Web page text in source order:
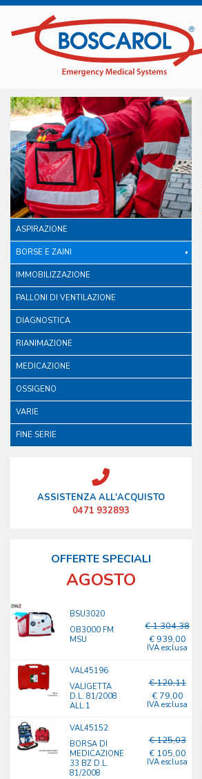
ASPIRAZIONE
BORSE E ZAINI
IMMOBILIZZAZIONE
PALLONI DI VENTILAZIONE
DIAGNOSTICA
RIANIMAZIONE
MEDICAZIONE
OSSIGENO
VARIE
FINE SERIE
ASSISTENZA ALL'ACQUISTO
0471 932893
OFFERTE SPECIALI
AGOSTO
BSU3020
OB3000 FM
MSU
€ 1.304,38
€ 939,00
IVA esclusa
VAL45196
VALIGETTA
D.L. 81/2008
ALL.1
€ 120,11
€ 79,00
IVA esclusa
VAL45152
BORSA DI
MEDICAZIONE
33 BZ D.L.
81/2008
€ 125,03
€ 105,00
IVA esclusa